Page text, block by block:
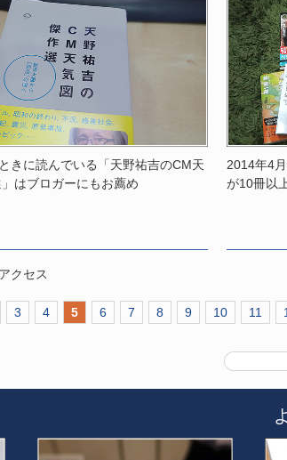
きに読んでいる「天野祐吉のCM天
はブロガーにもお薦め
2014年4
が10冊以
クセス
3 4 5 6 7 8 9 10 11